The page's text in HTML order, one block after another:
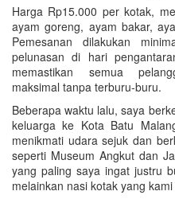
Harga Rp15.000 per kotak,
ayam goreng, ayam bakar,
Pemesanan dilakukan
pelunasan di hari
memastikan semua
maksimal tanpa terburu-buru.
Beberapa waktu lalu, saya
keluarga ke Kota Batu
menikmati udara sejuk dan
seperti Museum Angkut dan
yang paling saya ingat justru
melainkan nasi kotak yang